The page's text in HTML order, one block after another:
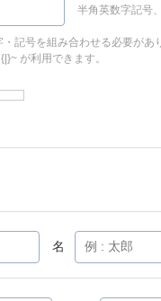
半角英数字記号
記号を組み合わせる必要があ
が利用できます。
名